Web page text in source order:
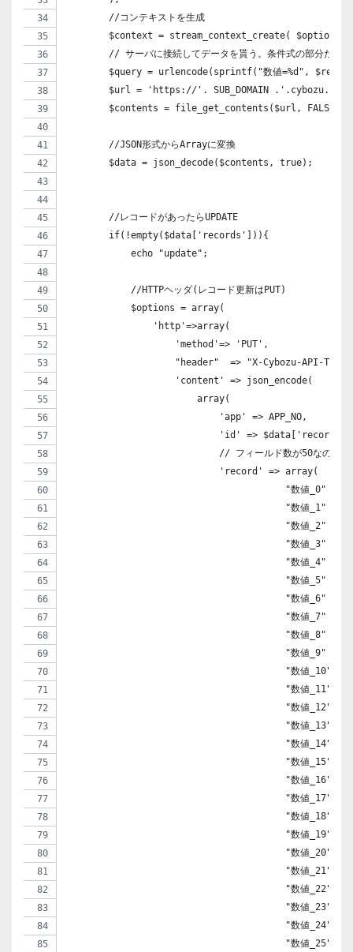
        //コンテキストを生成
$context = stream_context_create( $options
// サーバに接続してデータを貰う。条件式の部分だけ
$query = urlencode(sprintf("数値=%d",
$url = 'https://'. SUB_DOMAIN
$contents = file_get_contents($url, FALSE,
        //JSON形式からArrayに変換
        $data = json_decode($contents, true);
        //レコードがあったらUPDATE
        if(!empty($data['records'])){
            echo "update";
            //HTTPヘッダ(レコード更新はPUT)
            $options = array(
                'http'=>array(
                    'method'=> 'PUT',
"header"  => "X-Cybozu-API-
                    'content' => json_encode(
                        array(
'app'
'id' =>
// フィールド数が50なのは、
                            'record' => array(
"数値_0" =>
"数値_1" =>
"数値_2" =>
"数値_3" =>
"数値_4" =>
"数値_5" =>
"数値_6" =>
"数値_7" =>
"数値_8" =>
"数値_9" =>
"数値_10"
"数値_11"
"数値_12"
"数値_13"
"数値_14"
"数値_15"
"数値_16"
"数値_17"
"数値_18"
"数値_19"
"数値_20"
"数値_21"
"数値_22"
"数値_23"
"数値_24"
"数値_25"